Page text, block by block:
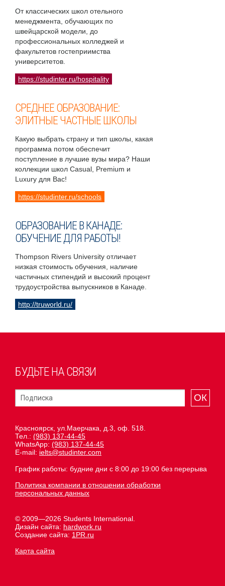
От классических школ отельного
менеджмента, обучающих по
швейцарской модели, до
профессиональных колледжей и
факультетов гостеприимства
университетов.
https://studinter.ru/hospitality
СРЕДНЕЕ ОБРАЗОВАНИЕ:
ЭЛИТНЫЕ ЧАСТНЫЕ ШКОЛЫ
Какую выбрать страну и тип школы, какая
программа потом обеспечит
поступление в лучшие вузы мира? Наши
коллекции школ Casual, Premium и
Luxury для Вас!
https://studinter.ru/schools
ОБРАЗОВАНИЕ В КАНАДЕ:
ОБУЧЕНИЕ ДЛЯ РАБОТЫ!
Thompson Rivers University отличает
низкая стоимость обучения, наличие
частичных стипендий и высокий процент
трудоустройства выпускников в Канаде.
http://truworld.ru/
БУДЬТЕ НА СВЯЗИ
ОК
Красноярск, ул.Маерчака, д.3, оф. 518.
Тел.: (983) 137-44-45
WhatsApp: (983) 137-44-45
E-mail: ielts@studinter.com
График работы: будние дни с 8:00 до 19:00 без перерыва
Политика компании в отношении обработки
персональных данных
© 2009—2026 Students International.
Дизайн сайта: hardwork.ru
Создание сайта: 1PR.ru
Карта сайта